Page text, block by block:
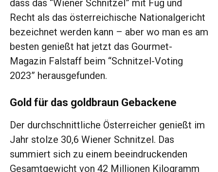
dass das “Wiener Schnitzel” mit Fug und
Recht als das österreichische Nationalgericht
bezeichnet werden kann – aber wo man es am
besten genießt hat jetzt das Gourmet-
Magazin Falstaff beim “Schnitzel-Voting
2023” herausgefunden.
Gold für das goldbraun Gebackene
Der durchschnittliche Österreicher genießt im
Jahr stolze 30,6 Wiener Schnitzel. Das
summiert sich zu einem beeindruckenden
Gesamtgewicht von 42 Millionen Kilogramm